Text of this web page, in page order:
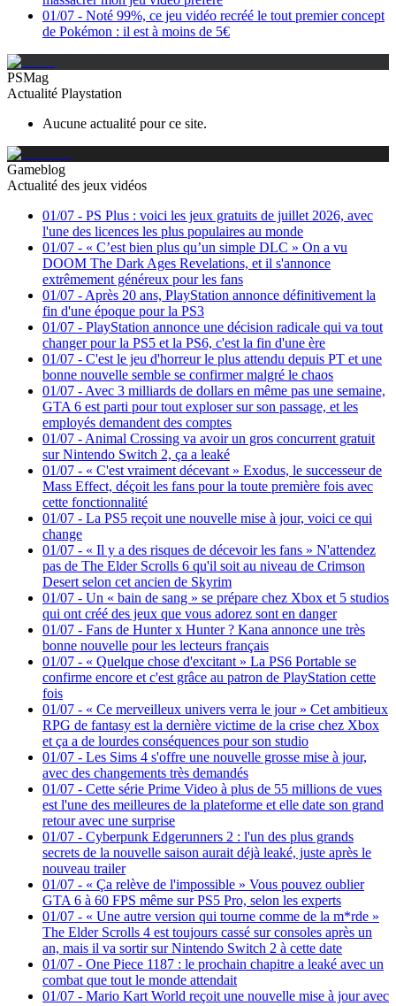
01/07 - Noté 99%, ce jeu vidéo recréé le tout premier concept
de Pokémon : il est à moins de 5€
PSMag
Actualité Playstation
Aucune actualité pour ce site.
Gameblog
Actualité des jeux vidéos
01/07 - PS Plus : voici les jeux gratuits de juillet 2026, avec
l'une des licences les plus populaires au monde
01/07 - « C’est bien plus qu’un simple DLC » On a vu
DOOM The Dark Ages Revelations, et il s'annonce
extrêmement généreux pour les fans
01/07 - Après 20 ans, PlayStation annonce définitivement la
fin d'une époque pour la PS3
01/07 - PlayStation annonce une décision radicale qui va tout
changer pour la PS5 et la PS6, c'est la fin d'une ère
01/07 - C'est le jeu d'horreur le plus attendu depuis PT et une
bonne nouvelle semble se confirmer malgré le chaos
01/07 - Avec 3 milliards de dollars en même pas une semaine,
GTA 6 est parti pour tout exploser sur son passage, et les
employés demandent des comptes
01/07 - Animal Crossing va avoir un gros concurrent gratuit
sur Nintendo Switch 2, ça a leaké
01/07 - « C'est vraiment décevant » Exodus, le successeur de
Mass Effect, déçoit les fans pour la toute première fois avec
cette fonctionnalité
01/07 - La PS5 reçoit une nouvelle mise à jour, voici ce qui
change
01/07 - « Il y a des risques de décevoir les fans » N'attendez
pas de The Elder Scrolls 6 qu'il soit au niveau de Crimson
Desert selon cet ancien de Skyrim
01/07 - Un « bain de sang » se prépare chez Xbox et 5 studios
qui ont créé des jeux que vous adorez sont en danger
01/07 - Fans de Hunter x Hunter ? Kana annonce une très
bonne nouvelle pour les lecteurs français
01/07 - « Quelque chose d'excitant » La PS6 Portable se
confirme encore et c'est grâce au patron de PlayStation cette
fois
01/07 - « Ce merveilleux univers verra le jour » Cet ambitieux
RPG de fantasy est la dernière victime de la crise chez Xbox
et ça a de lourdes conséquences pour son studio
01/07 - Les Sims 4 s'offre une nouvelle grosse mise à jour,
avec des changements très demandés
01/07 - Cette série Prime Video à plus de 55 millions de vues
est l'une des meilleures de la plateforme et elle date son grand
retour avec une surprise
01/07 - Cyberpunk Edgerunners 2 : l'un des plus grands
secrets de la nouvelle saison aurait déjà leaké, juste après le
nouveau trailer
01/07 - « Ça relève de l'impossible » Vous pouvez oublier
GTA 6 à 60 FPS même sur PS5 Pro, selon les experts
01/07 - « Une autre version qui tourne comme de la m*rde »
The Elder Scrolls 4 est toujours cassé sur consoles après un
an, mais il va sortir sur Nintendo Switch 2 à cette date
01/07 - One Piece 1187 : le prochain chapitre a leaké avec un
combat que tout le monde attendait
01/07 - Mario Kart World reçoit une nouvelle mise à jour avec